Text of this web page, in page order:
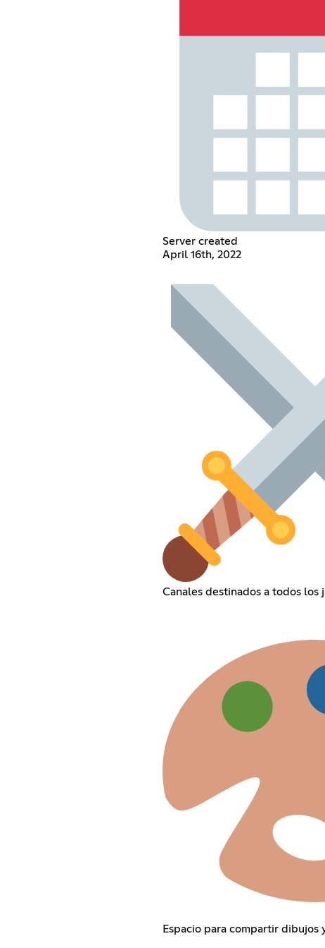
Server created
April 16th, 2022
Canales destinados a todos los
Espacio para compartir dibujos